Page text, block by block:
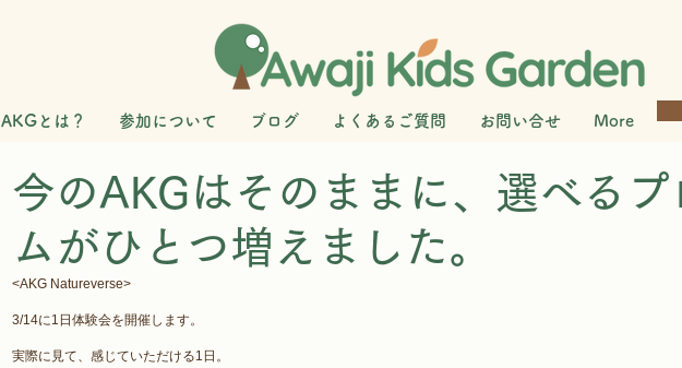
AKGとは？ 参加について ブログ よくあるご質問 お問い合せ More
今のAKGはそのままに、選べるプ
ムがひとつ増えました。
<AKG Natureverse>
3/14に1日体験会を開催します。
実際に見て、感じていただける1日。